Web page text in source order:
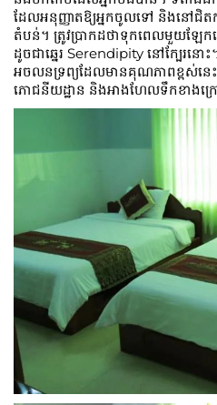
ដែលអនុញ្ញាតឱ្យអ្នកចូលទៅ និងនៅជិត
តំបន់។ ត្រូវប្រាកដថាទុកពេលមួយឡែ
ដូចជាឆ្នេរ Serendipity នៅក្បែរនោះ
អចលនទ្រព្យដែលមានគុណភាពខ្ពស់នេះ
ភោជនីយដ្ឋាន និងអាងហែលទឹកខាងក្រ